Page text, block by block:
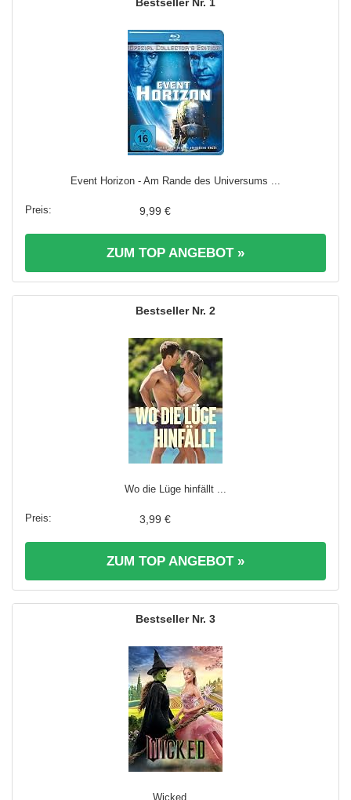
Event Horizon - Am Rande des Universums ...
9,99 €
ZUM TOP ANGEBOT »
2
Wo die Lüge hinfällt ...
3,99 €
ZUM TOP ANGEBOT »
3
Wicked ...